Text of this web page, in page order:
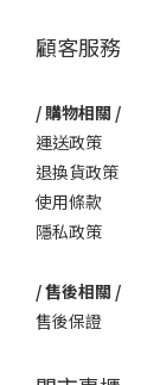
顧客服務
/ 購物相關 /
運送政策
退換貨政策
使用條款
隱私政策
/ 售後相關 /
售後保證